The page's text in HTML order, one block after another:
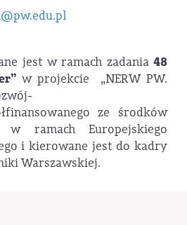
jest w ramach zadania 48
w projekcie „NERW PW.
ze środków
w ramach Europejskiego
i kierowane jest do kadry
Warszawskiej.